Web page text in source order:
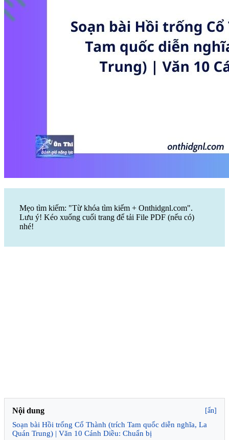
Mẹo tìm kiếm: "Từ khóa tìm kiếm + Onthidgnl.com".
Lưu ý! Kéo xuống cuối trang để tải File PDF (nếu có)
nhé!
Nội dung [ẩn]
Soạn bài Hồi trống Cổ Thành (trích Tam quốc diễn nghĩa, La
Quán Trung) | Văn 10 Cánh Diều: Chuẩn bị